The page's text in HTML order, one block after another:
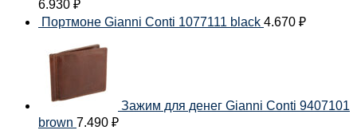
6.930 ₽
Портмоне Gianni Conti 1077111 black 4.670 ₽
Зажим для денег Gianni Conti 9407101
brown 7.490 ₽